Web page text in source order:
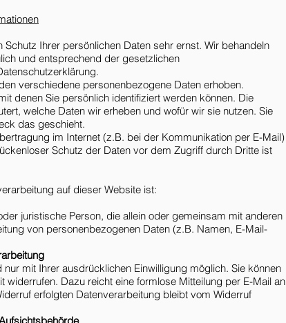
Ihrer persönlichen Daten sehr ernst. Wir behandeln
und entsprechend der gesetzlichen
verschiedene personenbezogene Daten erhoben.
denen Sie persönlich identifiziert werden können. Die
welche Daten wir erheben und wofür wir sie nutzen. Sie
das geschieht.
im Internet (z.B. bei der Kommunikation per E-Mail)
Schutz der Daten vor dem Zugriff durch Dritte ist
auf dieser Website ist:
juristische Person, die allein oder gemeinsam mit anderen
von personenbezogenen Daten (z.B. Namen, E-Mail-
mit Ihrer ausdrücklichen Einwilligung möglich. Sie können
widerrufen. Dazu reicht eine formlose Mitteilung per E-Mail an
erfolgten Datenverarbeitung bleibt vom Widerruf